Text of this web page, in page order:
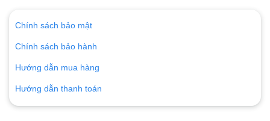
Chính sách bảo mật
Chính sách bảo hành
Hướng dẫn mua hàng
Hướng dẫn thanh toán